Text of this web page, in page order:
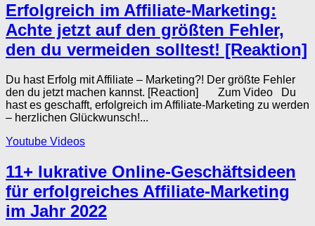
Erfolgreich im Affiliate-Marketing:
Achte jetzt auf den größten Fehler,
den du vermeiden solltest! [Reaktion]
Du hast Erfolg mit Affiliate – Marketing?! Der größte Fehler
den du jetzt machen kannst. [Reaction] Zum Video Du
hast es geschafft, erfolgreich im Affiliate-Marketing zu werden
– herzlichen Glückwunsch!...
Youtube Videos
11+ lukrative Online-Geschäftsideen
für erfolgreiches Affiliate-Marketing
im Jahr 2022